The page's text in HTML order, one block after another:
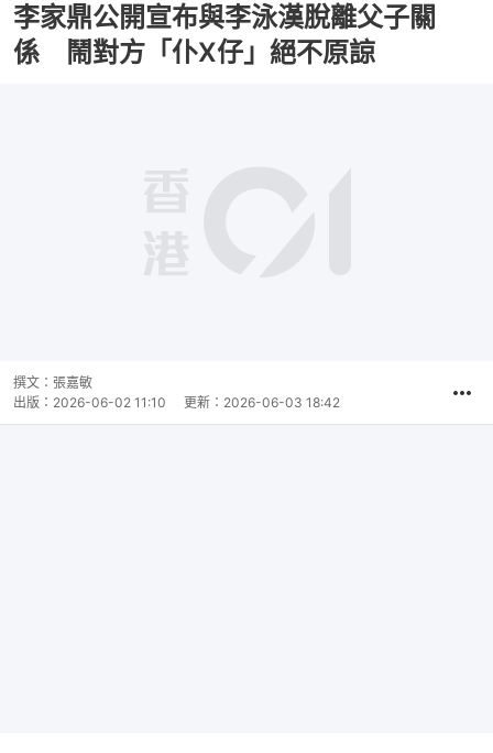
李家鼎公開宣布與李泳漢脫離父子關
係 鬧對方「仆X仔」絕不原諒
撰文： 張嘉敏
出版： 2026-06-02 11:10 更新： 2026-06-03 18:42